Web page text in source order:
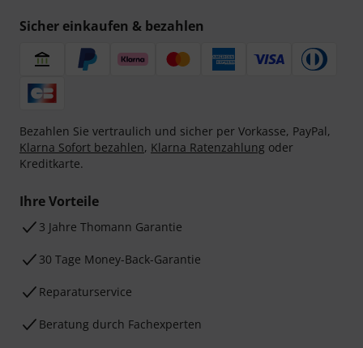
Sicher einkaufen & bezahlen
Bezahlen Sie vertraulich und sicher per Vorkasse, PayPal,
Klarna Sofort bezahlen, Klarna Ratenzahlung oder
Kreditkarte.
Ihre Vorteile
3 Jahre Thomann Garantie
30 Tage Money-Back-Garantie
Reparaturservice
Beratung durch Fachexperten